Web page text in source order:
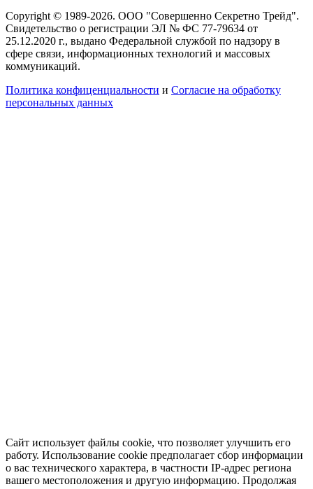
Copyright © 1989-2026. ООО "Совершенно Секретно Трейд".
Свидетельство о регистрации ЭЛ № ФС 77-79634 от
25.12.2020 г., выдано Федеральной службой по надзору в
сфере связи, информационных технологий и массовых
коммуникаций.
Политика конфиценциальности и Согласие на обработку
персональных данных
Сайт использует файлы cookie, что позволяет улучшить его
работу. Использование cookie предполагает сбор информации
о вас технического характера, в частности IP-адрес региона
вашего местоположения и другую информацию. Продолжая